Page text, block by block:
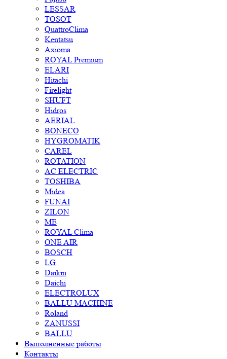
LESSAR
TOSOT
QuattroClima
Kentatsu
Axioma
ROYAL Premium
ELARI
Hitachi
Firelight
SHUFT
Hidros
AERIAL
BONECO
HYGROMATIK
CAREL
ROTATION
AC ELECTRIC
TOSHIBA
Midea
FUNAI
ZILON
ME
ROYAL Clima
ONE AIR
BOSCH
LG
Daikin
Daichi
ELECTROLUX
BALLU MACHINE
Roland
ZANUSSI
BALLU
Выполненные работы
Контакты